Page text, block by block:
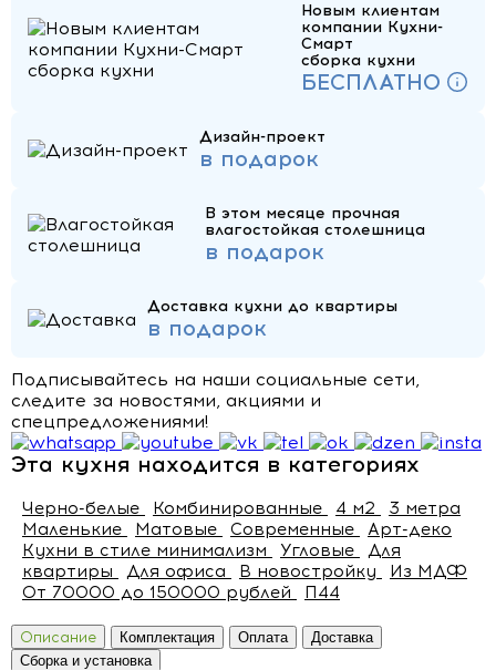
Новым клиентам
компании Кухни-
Смарт
сборка кухни
БЕСПЛАТНО
Дизайн-проект
в подарок
В этом месяце прочная
влагостойкая столешница
в подарок
Доставка кухни до квартиры
в подарок
Подписывайтесь на наши социальные сети,
следите за новостями, акциями и
спецпредложениями!
Эта кухня находится в категориях
Черно-белые Комбинированные 4 м2
3 метра
Маленькие
Матовые Современные
Арт-деко
Кухни в стиле минимализм
Угловые
Для
квартиры
Для офиса В новостройку
Из МДФ
От 70000 до 150000 рублей
П44
Описание Комплектация Оплата
Доставка
Сборка и установка